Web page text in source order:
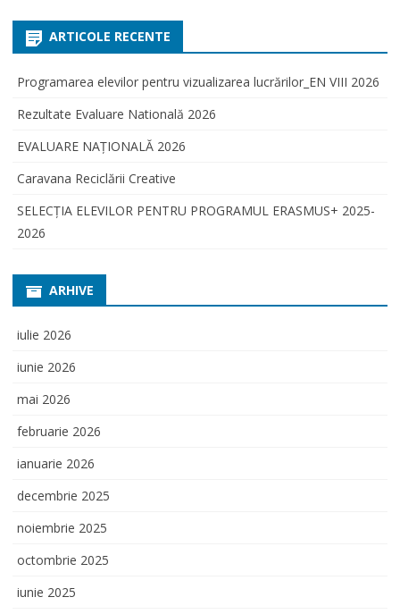
ARTICOLE RECENTE
Programarea elevilor pentru vizualizarea lucrărilor_EN VIII 2026
Rezultate Evaluare Natională 2026
EVALUARE NAŢIONALĂ 2026
Caravana Reciclării Creative
SELECŢIA ELEVILOR PENTRU PROGRAMUL ERASMUS+ 2025-
2026
ARHIVE
iulie 2026
iunie 2026
mai 2026
februarie 2026
ianuarie 2026
decembrie 2025
noiembrie 2025
octombrie 2025
iunie 2025